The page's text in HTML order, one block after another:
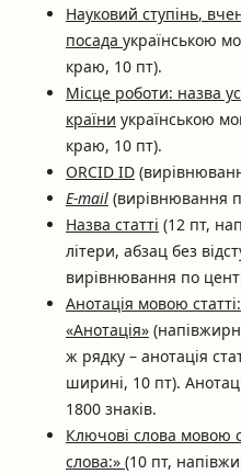
Науковий ступінь,
посада українською
краю, 10 пт).
Місце роботи: назва
країни українською
краю, 10 пт).
ORCID ID
E-mail(вирівнювання
Назва статті (12 пт,
літери, абзац без
вирівнювання по
Анотація мовою
«Анотація»
ж рядку – анотація
ширині, 10 пт).
1800 знаків.
Ключові слова мовою
слова:» (10 пт,